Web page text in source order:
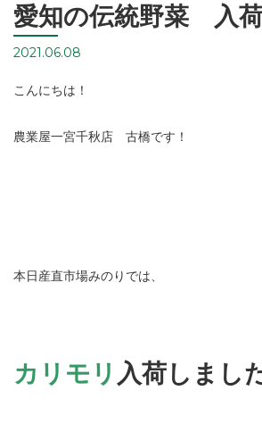
愛知の伝統野菜 入荷
2021.06.08
こんにちは！
農業屋一宮千秋店 古橋です！
本日産直市場みのりでは、
カリモリ 入荷しまし